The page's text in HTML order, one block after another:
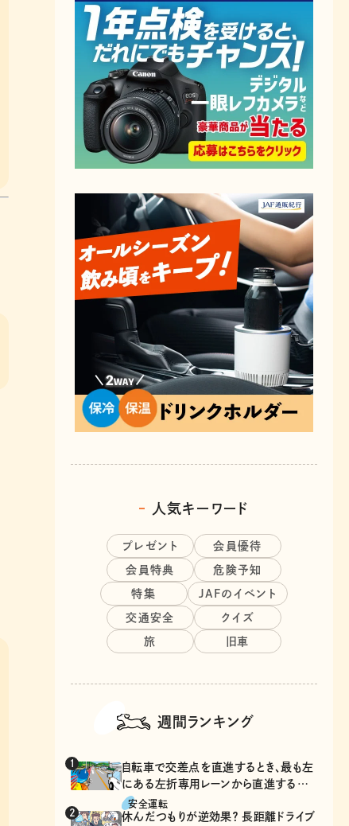
人気キーワード
プレゼント 会員優待
会員特典 危険予知
特集 JAFのイベント
交通安全 クイズ
旅 旧車
週間ランキング
自転車で交差点を直進するとき、最も左
にある左折専用レーンから直進するの
は、違反？
安全運転
休んだつもりが逆効果？ 長距離ドライブ